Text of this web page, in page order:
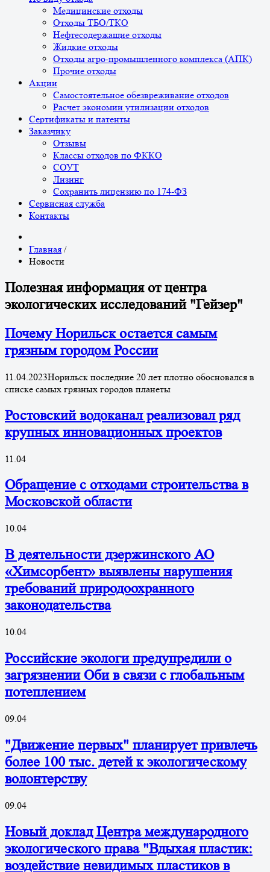
Медицинские отходы
Отходы ТБО/ТКО
Нефтесодержащие отходы
Жидкие отходы
Отходы агро-промышленного комплекса (АПК)
Прочие отходы
Акции
Самостоятельное обезвреживание отходов
Расчет экономии утилизации отходов
Сертификаты и патенты
Заказчику
Отзывы
Классы отходов по ФККО
СОУТ
Лизинг
Сохранить лицензию по 174-ФЗ
Сервисная служба
Контакты
Главная /
Новости
Полезная информация от центра
экологических исследований "Гейзер"
Почему Норильск остается самым
грязным городом России
11.04.2023Норильск последние 20 лет плотно обосновался в
списке самых грязных городов планеты
Ростовский водоканал реализовал ряд
крупных инновационных проектов
11.04
Обращение с отходами строительства в
Московской области
10.04
В деятельности дзержинского АО
«Химсорбент» выявлены нарушения
требований природоохранного
законодательства
10.04
Российские экологи предупредили о
загрязнении Оби в связи с глобальным
потеплением
09.04
"Движение первых" планирует привлечь
более 100 тыс. детей к экологическому
волонтерству
09.04
Новый доклад Центра международного
экологического права "Вдыхая пластик:
воздействие невидимых пластиков в